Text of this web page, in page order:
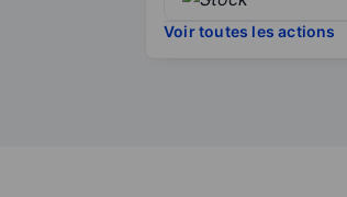
Voir toutes les actions